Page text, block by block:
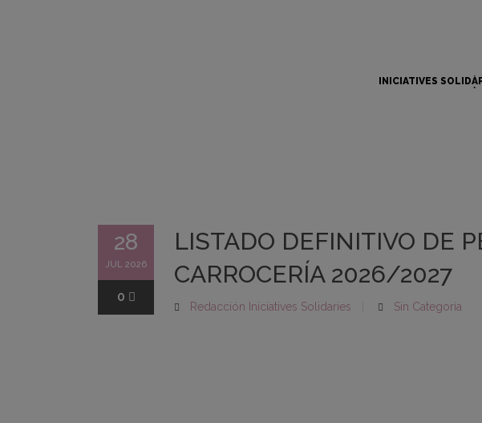
INICIATIVES
28
JUL 2026
0
LISTADO DEFINITIVO DE
CARROCERÍA 2026/2027
Redacción Iniciatives Solidaries Sin Categoría